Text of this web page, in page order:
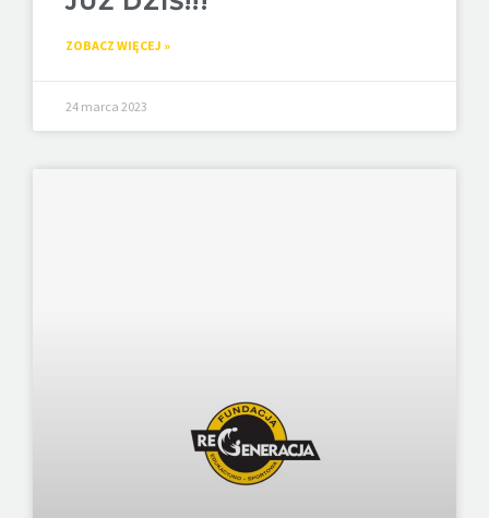
ZOBACZ WIĘCEJ »
24 marca 2023